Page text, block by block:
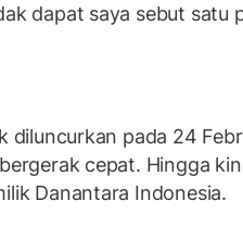
dapat saya sebut satu
diluncurkan pada 24
cepat. Hingga
Danantara Indonesia.